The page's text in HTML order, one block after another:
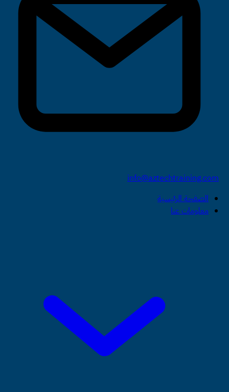
info@aztechtraining.com
الصفحة الرئيسية
معلومات عنا